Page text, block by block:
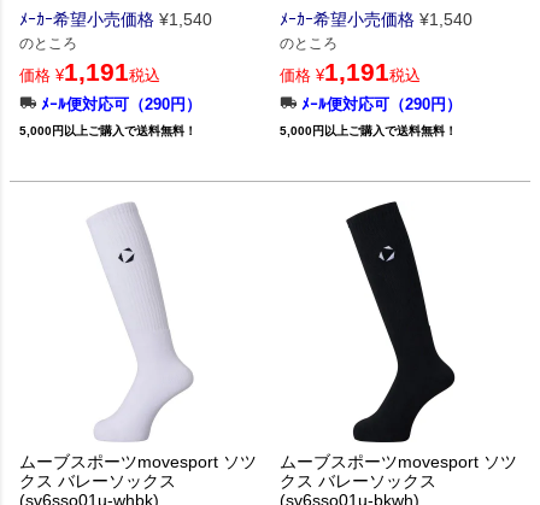
ﾒｰｶｰ希望小売価格 ¥1,540
のところ
価格 ¥1,191税込
ﾒｰﾙ便対応可（290円）
5,000円以上ご購入で送料無料！
ﾒｰｶｰ希望小売価格 ¥1,540
のところ
価格 ¥1,191税込
ﾒｰﾙ便対応可（290円）
5,000円以上ご購入で送料無料！
ムーブスポーツmovesport ソツ
クス バレーソックス
(sv6sso01u-whbk)
ムーブスポーツmovesport ソツ
クス バレーソックス
(sv6sso01u-bkwh)